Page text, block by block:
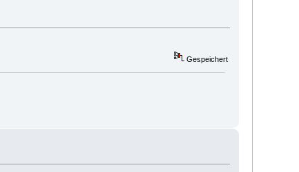
Gespeichert